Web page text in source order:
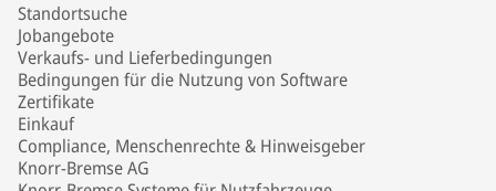
Standortsuche
Jobangebote
Verkaufs- und Lieferbedingungen
Bedingungen für die Nutzung von Software
Zertifikate
Einkauf
Compliance, Menschenrechte & Hinweisgeber
Knorr-Bremse AG